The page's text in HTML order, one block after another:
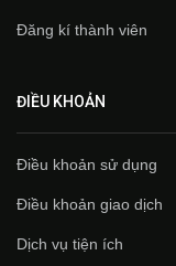
Đăng kí thành viên
ĐIỀU KHOẢN
Điều khoản sử dụng
Điều khoản giao dịch
Dịch vụ tiện ích